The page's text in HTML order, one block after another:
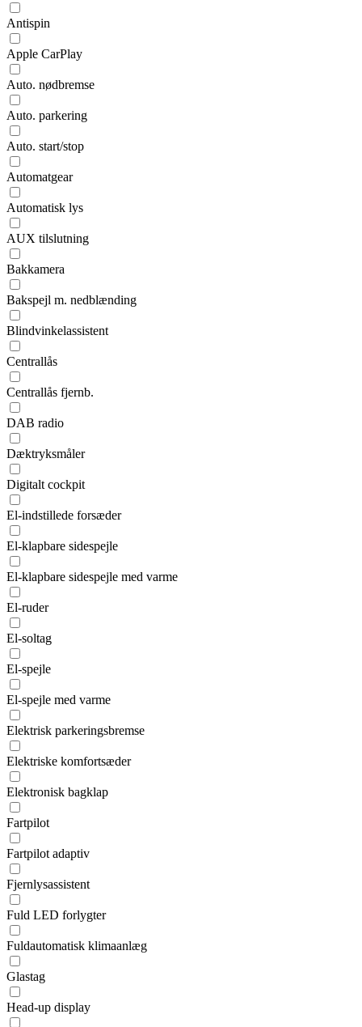
Antispin
Apple CarPlay
Auto. nødbremse
Auto. parkering
Auto. start/stop
Automatgear
Automatisk lys
AUX tilslutning
Bakkamera
Bakspejl m. nedblænding
Blindvinkelassistent
Centrallås
Centrallås fjernb.
DAB radio
Dæktryksmåler
Digitalt cockpit
El-indstillede forsæder
El-klapbare sidespejle
El-klapbare sidespejle med varme
El-ruder
El-soltag
El-spejle
El-spejle med varme
Elektrisk parkeringsbremse
Elektriske komfortsæder
Elektronisk bagklap
Fartpilot
Fartpilot adaptiv
Fjernlysassistent
Fuld LED forlygter
Fuldautomatisk klimaanlæg
Glastag
Head-up display